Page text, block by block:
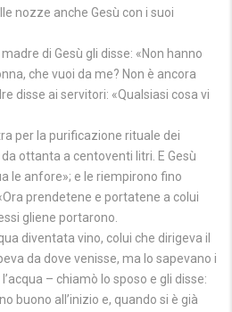
nozze anche Gesù con i suoi
di Gesù gli disse: «Non hanno
che vuoi da me? Non è ancora
disse ai servitori: «Qualsiasi cosa vi
per la purificazione rituale dei
ottanta a centoventi litri. E Gesù
le anfore»; e le riempirono fino
prendetene e portatene a colui
gliene portarono.
diventata vino, colui che dirigeva il
da dove venisse, ma lo sapevano i
– chiamò lo sposo e gli disse:
buono all’inizio e, quando si è già